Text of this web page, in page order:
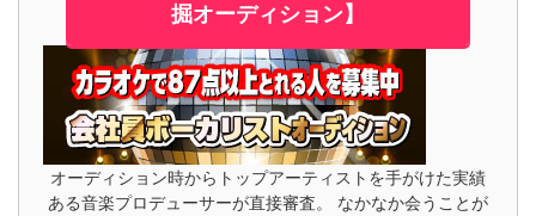
掘オーディション】
オーディション時からトップアーティストを手がけた実績
ある音楽プロデューサーが直接審査。 なかなか会うことが